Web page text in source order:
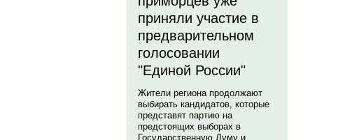
приняли участие в
предварительном
голосовании
"Единой России"
Жители региона продолжают
выбирать кандидатов, которые
представят партию на
предстоящих выборах в
Государственную Думу и